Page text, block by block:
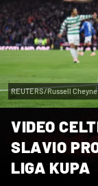
REUTERS/Russell Cheyne
VIDEO
SLAVIO
LIGA KUPA